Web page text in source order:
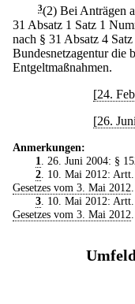
3(2) Bei Anträgen
31 Absatz 1 Satz 1
nach § 31 Absatz 4
Bundesnetzagentur die
Entgeltmaßnahmen.
[24.
[26.
Anmerkungen:
1. 26. Juni 2004: §
2. 10. Mai 2012: Artt.
Gesetzes vom 3. Mai 2012.
3. 10. Mai 2012:
Gesetzes vom 3. Mai 2012.